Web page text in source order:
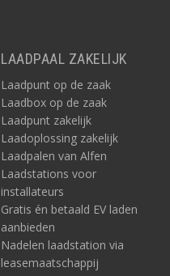
LAADPAAL ZAKELIJK
Laadpunt op de zaak
Laadbox op de zaak
Laadpunt zakelijk
Laadoplossing zakelijk
Laadpalen van Alfen
Laadstations voor
installateurs
Gratis én betaald EV laden
aanbieden
Nadelen laadstation via
leasemaatschappij